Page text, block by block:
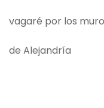
vagaré por los
de Alejandría